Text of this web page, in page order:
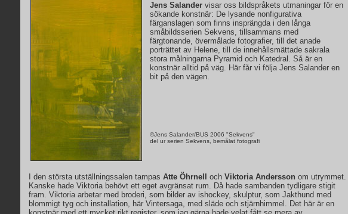
Jens Salander visar oss bildspråkets utmaningar för en
sökande konstnär: De lysande nonfigurativa
färganslagen som finns insprängda i den långa
småbildsserien Sekvens, tillsammans med
färgtonande, övermålade fotografier, till det anade
porträttet av Helene, till de innehållsmättade sakrala
stora målningarna Pyramid och Katedral. Så är en
konstnär alltid på väg. Här får vi följa Jens Salander en
bit på den vägen.
©Jens Salander/BUS 2006 "Sekvens"
del ur serien Sekvens, bemålat fotografi
I den största utställningssalen tampas Atte Öhrnell och Viktoria Andersson om utrymmet.
Kanske hade Viktoria behövt ett eget avgränsat rum. Då hade sambanden tydligare stigit
fram. Viktoria arbetar med broderi, som bilder av ishockey, skulptur, som Jakthund med
blommigt tyg och installation, här Vintersaga, med släde och stjärnhimmel. Det här är en